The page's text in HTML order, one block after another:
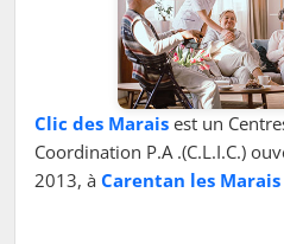
Clic des Marais est un
Coordination P.A .(C.L.I.C.)
2013, à Carentan les Marais